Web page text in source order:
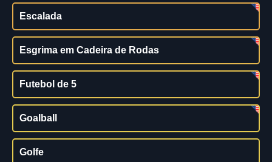
Escalada
Esgrima em Cadeira de Rodas
Futebol de 5
Goalball
Golfe